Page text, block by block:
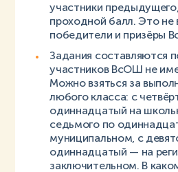
участники
проходной балл. Это не
победители и призёры
Задания составляются
участников ВсОШ не
Можно взяться за
любого класса: с
одиннадцатый на
седьмого по
муниципальном, с
одиннадцатый — на
заключительном. В